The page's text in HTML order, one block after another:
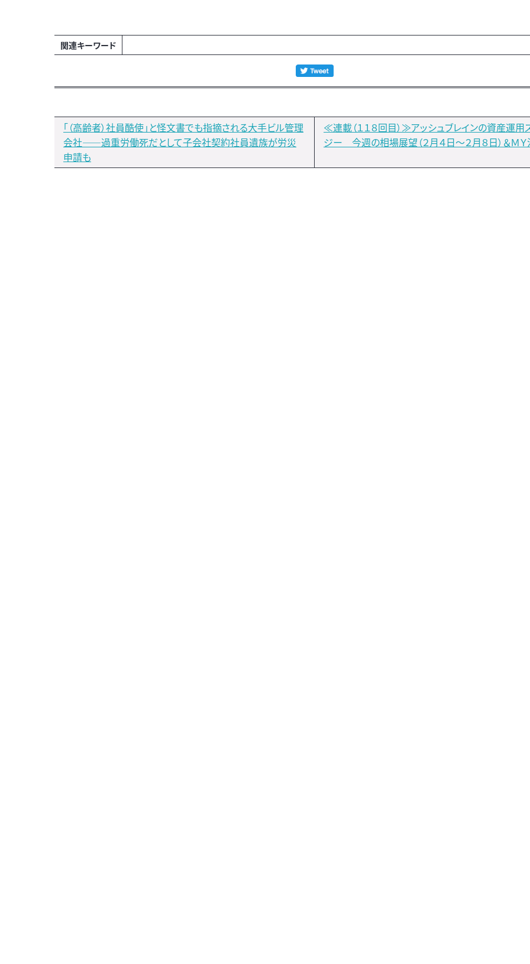
関連キーワード
「（高齢者）社員酷使」と怪文書でも指摘される大手ビル管理
会社――過重労働死だとして子会社契約社員遺族が労災
申請も
≪連載（１１８回目）≫アッシュブレインの資産運用
ジー 今週の相場展望（２月４日～２月８日）＆Ｍ